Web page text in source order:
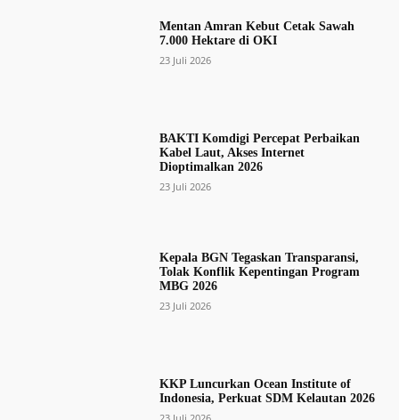
Mentan Amran Kebut Cetak Sawah
7.000 Hektare di OKI
23 Juli 2026
BAKTI Komdigi Percepat Perbaikan
Kabel Laut, Akses Internet
Dioptimalkan 2026
23 Juli 2026
Kepala BGN Tegaskan Transparansi,
Tolak Konflik Kepentingan Program
MBG 2026
23 Juli 2026
KKP Luncurkan Ocean Institute of
Indonesia, Perkuat SDM Kelautan 2026